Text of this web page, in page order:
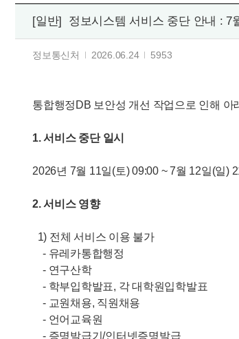
[일반] 정보시스템 서비스 중단 안내 : 7
정보통신처 2026.06.24 5953
통합행정DB 보안성 개선 작업으로 인해
1. 서비스 중단 일시
2026년 7월 11일(토) 09:00 ~ 7월 12일(일)
2. 서비스 영향
1) 전체 서비스 이용 불가
- 유레카통합행정
- 연구산학
- 학부입학발표, 각 대학원입학발표
- 교원채용, 직원채용
- 언어교육원
- 증명발급기/인터넷증명발급